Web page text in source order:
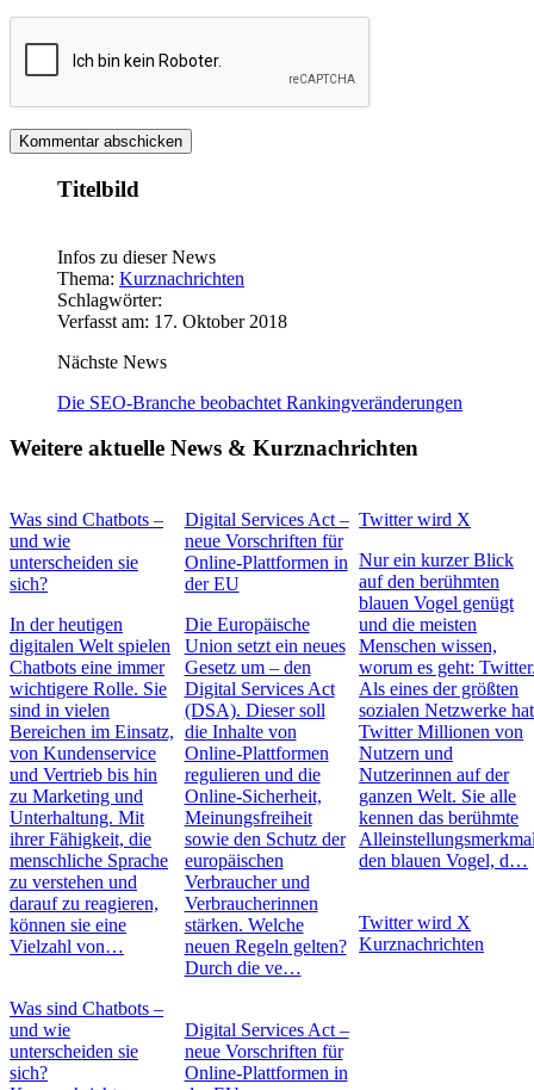
Titelbild
Infos zu dieser News
Thema: Kurznachrichten
Schlagwörter:
Verfasst am: 17. Oktober 2018
Nächste News
Die SEO-Branche beobachtet Rankingveränderungen
Weitere aktuelle News & Kurznachrichten
Was sind Chatbots –
und wie
unterscheiden sie
sich?
In der heutigen
digitalen Welt spielen
Chatbots eine immer
wichtigere Rolle. Sie
sind in vielen
Bereichen im Einsatz,
von Kundenservice
und Vertrieb bis hin
zu Marketing und
Unterhaltung. Mit
ihrer Fähigkeit, die
menschliche Sprache
zu verstehen und
darauf zu reagieren,
können sie eine
Vielzahl von…
Was sind Chatbots –
und wie
unterscheiden sie
sich?
Digital Services Act –
neue Vorschriften für
Online-Plattformen in
der EU
Die Europäische
Union setzt ein neues
Gesetz um – den
Digital Services Act
(DSA). Dieser soll
die Inhalte von
Online-Plattformen
regulieren und die
Online-Sicherheit,
Meinungsfreiheit
sowie den Schutz der
europäischen
Verbraucher und
Verbraucherinnen
stärken. Welche
neuen Regeln gelten?
Durch die ve…
Digital Services Act –
neue Vorschriften für
Online-Plattformen in
Twitter wird X
Nur ein kurzer Blick
auf den berühmten
blauen Vogel genügt
und die meisten
Menschen wissen,
worum es geht:
Als eines der größten
sozialen Netzwerke hat
Twitter Millionen von
Nutzern und
Nutzerinnen auf der
ganzen Welt. Sie alle
kennen das berühmte
den blauen Vogel, d…
Twitter wird X
Kurznachrichten